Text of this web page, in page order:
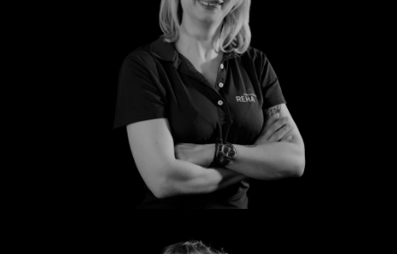
Silvana